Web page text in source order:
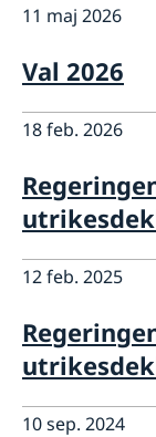
Lediga tjänster
Vi är en resurs
Så kan du få stöd
Anmäl
Aktuellt
Nyheter
Evenemang
11 maj 2026
Val 2026
18 feb. 2026
12 feb. 2025
10 sep. 2024